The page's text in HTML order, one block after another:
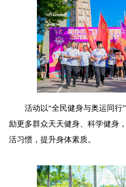
旅游 能源
娱乐 时尚
书画 一带一路
文化产业 地方频道
北京
江苏
湖南 广东
活动以“全民健身与奥运同行”
励更多群众天天健身、科学健身
活习惯，提升身体素质。